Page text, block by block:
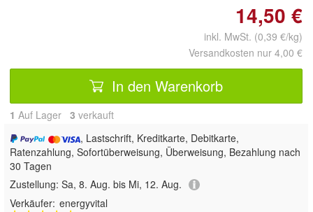
14,50 €
inkl. MwSt. (0,39 €/kg)
Versandkosten nur 4,00 €
In den Warenkorb
1 Auf Lager 3 verkauft
, Lastschrift, Kreditkarte, Debitkarte,
Ratenzahlung, Sofortüberweisung, Überweisung, Bezahlung nach
30 Tagen
Zustellung: Sa, 8. Aug. bis Mi, 12. Aug.
Verkäufer: energyvital